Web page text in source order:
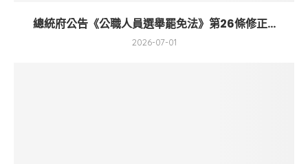
總統府公告《公職人員選舉罷免法》第26條修正...
2026-07-01